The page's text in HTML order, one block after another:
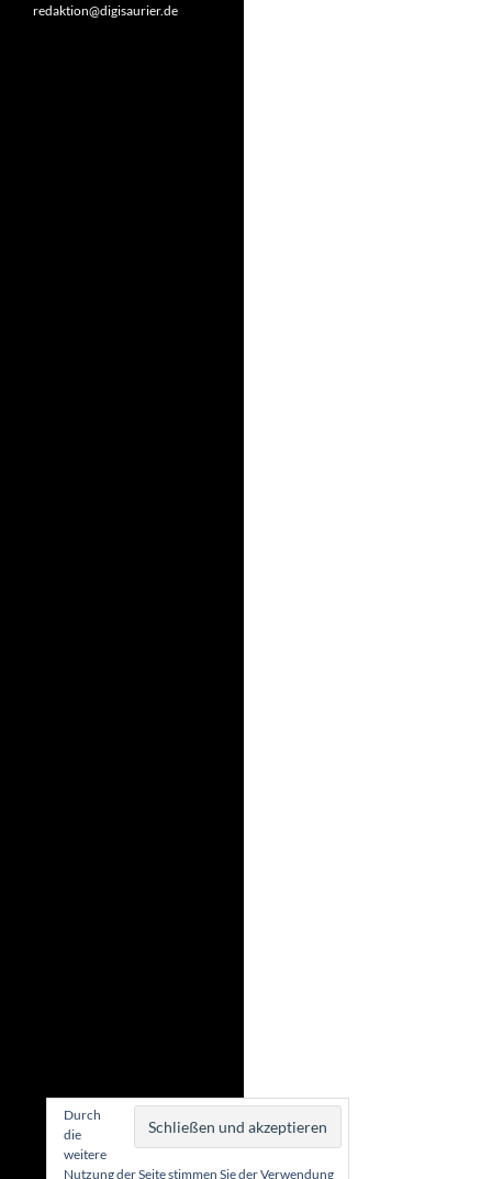
redaktion@digisaurier.de
Durch
die
weitere
Nutzung der Seite stimmen Sie der Verwendung